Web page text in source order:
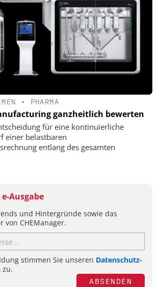
• PHARMA
ganzheitlich bewerten
für eine kontinuierliche
einer belastbaren
entlang des gesamten
Ausgabe
und Hintergründe sowie das
von CHEManager.
stimmen Sie unseren Datenschutz-
zu.
ABSENDEN